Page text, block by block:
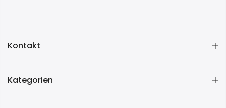
Kontakt
Kategorien